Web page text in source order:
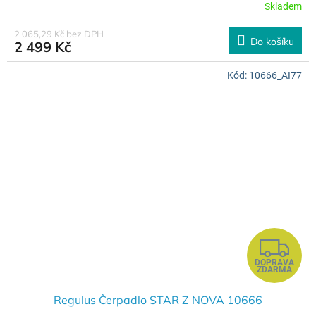
Skladem
2 065,29 Kč bez DPH
2 499 Kč Do košíku
Z
D
DOPRAVA
ZDARMA
Regulus Čerpadlo STAR Z NOVA 10666
Kód: 10666_AI77